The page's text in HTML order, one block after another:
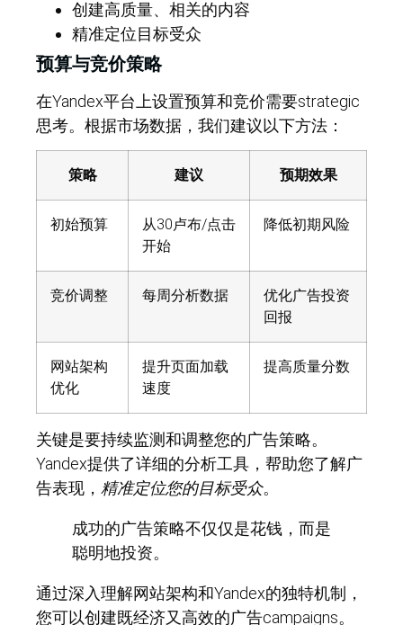
创建高质量、相关的内容
精准定位目标受众
预算与竞价策略
在Yandex平台上设置预算和竞价需要strategic
思考。根据市场数据，我们建议以下方法：
策略 建议 预期效果
初始预算
从30卢布/点击
开始
降低初期风险
竞价调整 每周分析数据
优化广告投资
回报
网站架构
优化
提升页面加载
速度
提高质量分数
关键是要持续监测和调整您的广告策略。
Yandex提供了详细的分析工具，帮助您了解广
告表现， 精准定位您的目标受众。
成功的广告策略不仅仅是花钱，而是
聪明地投资。
通过深入理解网站架构和Yandex的独特机制，
您可以创建既经济又高效的广告campaigns。